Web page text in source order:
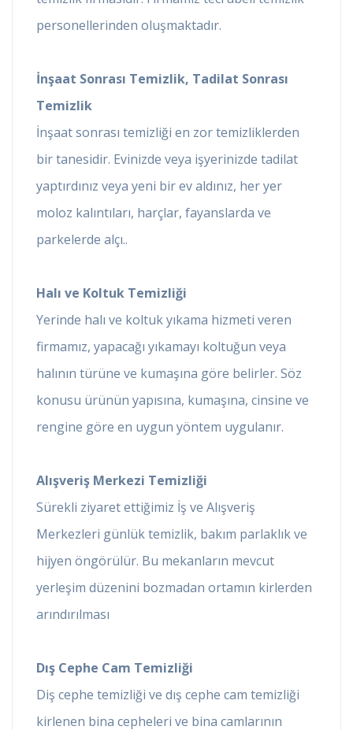
personellerinden oluşmaktadır.
İnşaat Sonrası Temizlik, Tadilat Sonrası
Temizlik
İnşaat sonrası temizliği en zor temizliklerden
bir tanesidir. Evinizde veya işyerinizde tadilat
yaptırdınız veya yeni bir ev aldınız, her yer
moloz kalıntıları, harçlar, fayanslarda ve
parkelerde alçı..
Halı ve Koltuk Temizliği
Yerinde halı ve koltuk yıkama hizmeti veren
firmamız, yapacağı yıkamayı koltuğun veya
halının türüne ve kumaşına göre belirler. Söz
konusu ürünün yapısına, kumaşına, cinsine ve
rengine göre en uygun yöntem uygulanır.
Alışveriş Merkezi Temizliği
Sürekli ziyaret ettiğimiz İş ve Alışveriş
Merkezleri günlük temizlik, bakım parlaklık ve
hijyen öngörülür. Bu mekanların mevcut
yerleşim düzenini bozmadan ortamın kirlerden
arındırılması
Dış Cephe Cam Temizliği
Diş cephe temizliği ve dış cephe cam temizliği
kirlenen bina cepheleri ve bina camlarının